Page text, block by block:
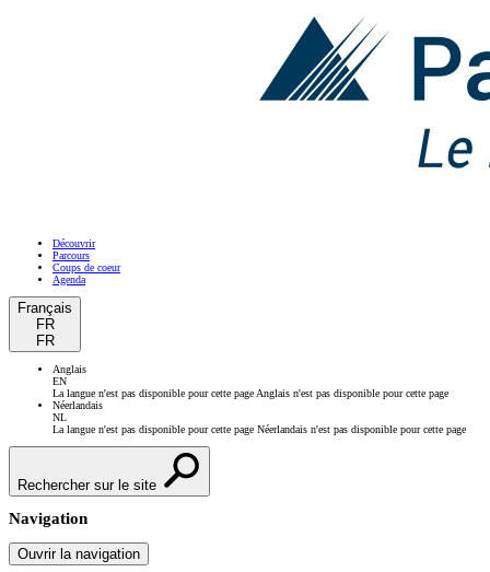
Découvrir
Parcours
Coups de coeur
Agenda
Français
FR
FR
Anglais
EN
La langue n'est pas disponible pour cette page Anglais n'est pas disponible pour cette page
Néerlandais
NL
La langue n'est pas disponible pour cette page Néerlandais n'est pas disponible pour cette page
Rechercher sur le site
Navigation
Ouvrir la navigation